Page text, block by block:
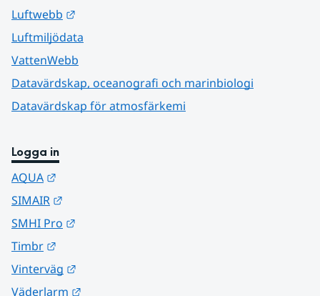
Luftwebb
Luftmiljödata
VattenWebb
Datavärdskap, oceanografi och marinbiologi
Datavärdskap för atmosfärkemi
Logga in
AQUA
SIMAIR
SMHI Pro
Timbr
Vinterväg
Väderlarm